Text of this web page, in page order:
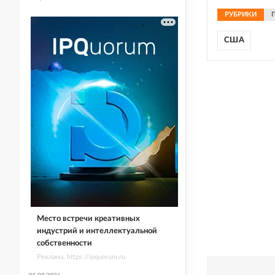
РУБРИКИ
США
Место встречи креативных
индустрий и интеллектуальной
собственности
Реклама. https://ipquorum.ru